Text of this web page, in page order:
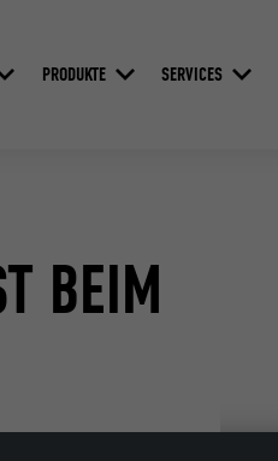
PRODUKTE SERVICES
BEIM